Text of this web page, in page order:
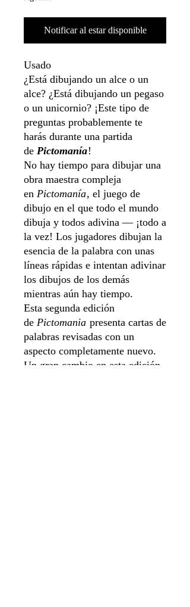
Notificar al estar disponible
Usado
¿Está dibujando un alce o un
alce? ¿Está dibujando un pegaso
o un unicornio? ¡Este tipo de
preguntas probablemente te
harás durante una partida
de Pictomanía!
No hay tiempo para dibujar una
obra maestra compleja
en Pictomanía, el juego de
dibujo en el que todo el mundo
dibuja y todos adivina — ¡todo a
la vez! Los jugadores dibujan la
esencia de la palabra con unas
líneas rápidas e intentan adivinar
los dibujos de los demás
mientras aún hay tiempo.
Esta segunda edición
de Pictomania presenta cartas de
palabras revisadas con un
aspecto completamente nuevo.
Un gran cambio en esta edición